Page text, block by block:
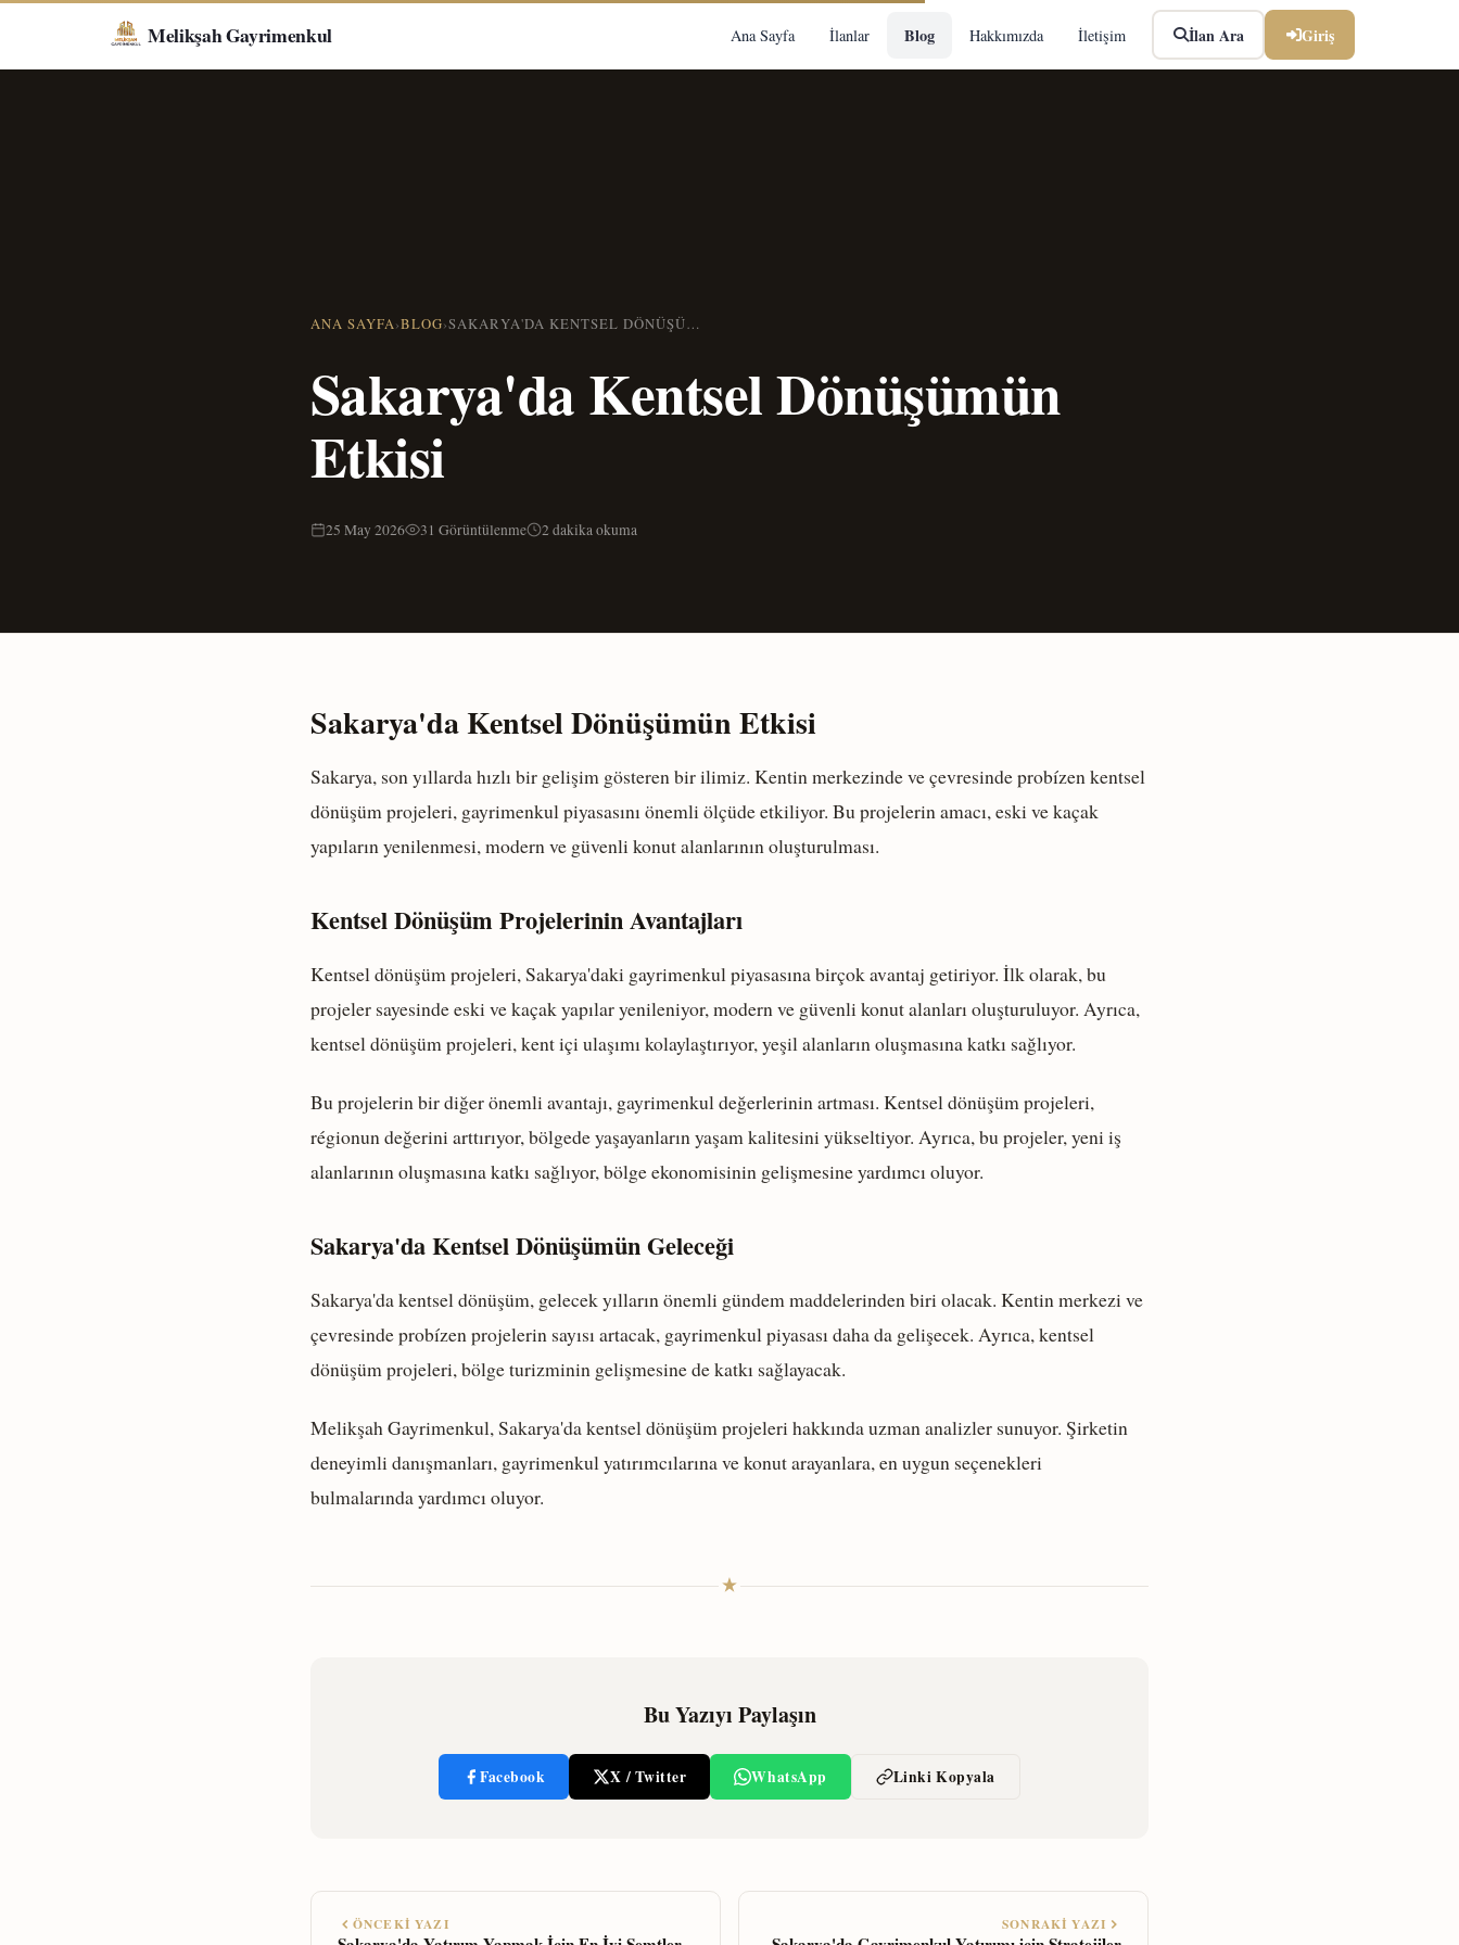
Melikşah Gayrimenkul Ana Sayfa İlanlar Blog Hakkımızda İletişim İlan Ara Giriş
ANA SAYFA›BLOG› SAKARYA'DA KENTSEL DÖNÜŞÜMÜN ETKISI
Sakarya'da Kentsel Dönüşümün
Etkisi
25 May 2026 31 Görüntülenme 2 dakika okuma
Sakarya'da Kentsel Dönüşümün Etkisi
Sakarya, son yıllarda hızlı bir gelişim gösteren bir ilimiz. Kentin merkezinde ve çevresinde probízen kentsel
dönüşüm projeleri, gayrimenkul piyasasını önemli ölçüde etkiliyor. Bu projelerin amacı, eski ve kaçak
yapıların yenilenmesi, modern ve güvenli konut alanlarının oluşturulması.
Kentsel Dönüşüm Projelerinin Avantajları
Kentsel dönüşüm projeleri, Sakarya'daki gayrimenkul piyasasına birçok avantaj getiriyor. İlk olarak, bu
projeler sayesinde eski ve kaçak yapılar yenileniyor, modern ve güvenli konut alanları oluşturuluyor. Ayrıca,
kentsel dönüşüm projeleri, kent içi ulaşımı kolaylaştırıyor, yeşil alanların oluşmasına katkı sağlıyor.
Bu projelerin bir diğer önemli avantajı, gayrimenkul değerlerinin artması. Kentsel dönüşüm projeleri,
régionun değerini arttırıyor, bölgede yaşayanların yaşam kalitesini yükseltiyor. Ayrıca, bu projeler, yeni iş
alanlarının oluşmasına katkı sağlıyor, bölge ekonomisinin gelişmesine yardımcı oluyor.
Sakarya'da Kentsel Dönüşümün Geleceği
Sakarya'da kentsel dönüşüm, gelecek yılların önemli gündem maddelerinden biri olacak. Kentin merkezi ve
çevresinde probízen projelerin sayısı artacak, gayrimenkul piyasası daha da gelişecek. Ayrıca, kentsel
dönüşüm projeleri, bölge turizminin gelişmesine de katkı sağlayacak.
Melikşah Gayrimenkul, Sakarya'da kentsel dönüşüm projeleri hakkında uzman analizler sunuyor. Şirketin
deneyimli danışmanları, gayrimenkul yatırımcılarına ve konut arayanlara, en uygun seçenekleri
bulmalarında yardımcı oluyor.
Bu Yazıyı Paylaşın
Facebook X / Twitter WhatsApp Linki Kopyala
ÖNCEKI YAZI SONRAKI YAZI